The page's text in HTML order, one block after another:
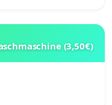
(3,50€)